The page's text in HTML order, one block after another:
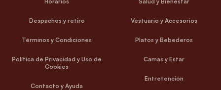
Despachos y retiro
Términos y Condiciones
Política de Privacidad y Uso de
Cookies
Contacto y Ayuda
Vestuario y Accesorios
Platos y Bebederos
Camas y Estar
Entretención